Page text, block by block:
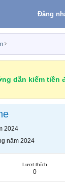
Đăng
dẫn kiếm tiền
2024
năm 2024
Lượt thích
0